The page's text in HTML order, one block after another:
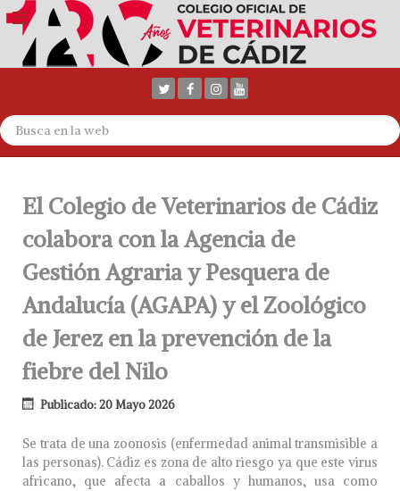
El Colegio de Veterinarios de Cádiz
colabora con la Agencia de
Gestión Agraria y Pesquera de
Andalucía (AGAPA) y el Zoológico
de Jerez en la prevención de la
fiebre del Nilo
Publicado: 20 Mayo 2026
Se trata de una zoonosis (enfermedad animal transmisible a
las personas). Cádiz es zona de alto riesgo ya que este virus
africano, que afecta a caballos y humanos, usa como